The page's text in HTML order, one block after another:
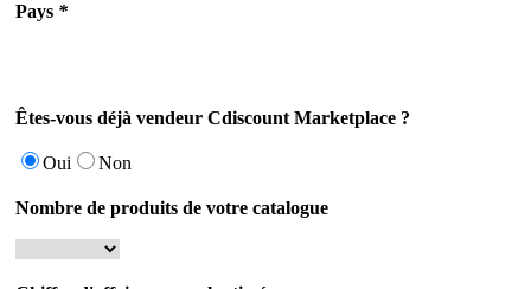
Pays *
Êtes-vous déjà vendeur Cdiscount Marketplace ?
Oui Non
Nombre de produits de votre catalogue